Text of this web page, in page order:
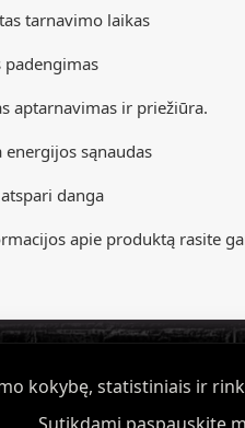
tarnavimo laikas
ir priežiūra.
sąnaudas
danga
apie produktą rasite
kokybę, statistiniais ir